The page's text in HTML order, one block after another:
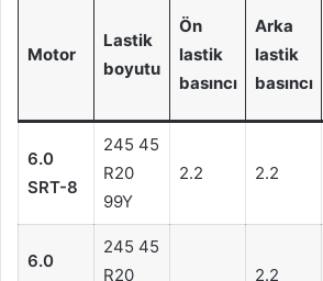
Motor
Lastik
boyutu
Ön
lastik
basıncı
Arka
lastik
basıncı
6.0
SRT-8
245 45
R20
99Y
2.2 2.2
6.0
245 45
R20
2.2